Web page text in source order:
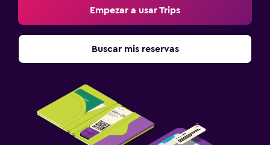
Actividades
Lavandería
Plancha y tabla de planchar
Empezar a usar Trips
Buscar mis reservas